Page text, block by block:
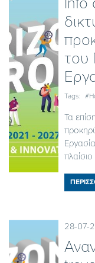
του
Tags:
Τα
28-07-